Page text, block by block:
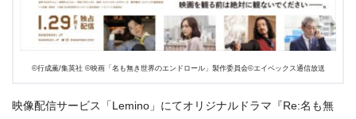
©️行成薫/集英社 ©️映画「名も無き世界のエンドロール」製作委員会©️エイベックス通信放送
映像配信サービス「Lemino」にてオリジナルドラマ『Re:名も無